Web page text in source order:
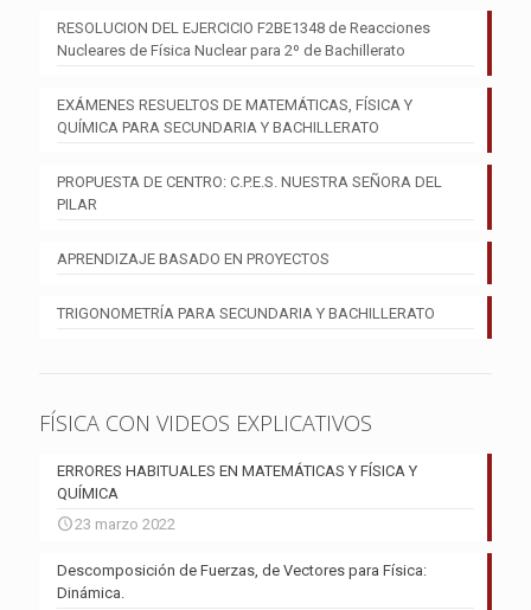
RESOLUCION DEL EJERCICIO F2BE1348 de Reacciones
Nucleares de Física Nuclear para 2º de Bachillerato
EXÁMENES RESUELTOS DE MATEMÁTICAS, FÍSICA Y
QUÍMICA PARA SECUNDARIA Y BACHILLERATO
PROPUESTA DE CENTRO: C.P.E.S. NUESTRA SEÑORA DEL
PILAR
APRENDIZAJE BASADO EN PROYECTOS
TRIGONOMETRÍA PARA SECUNDARIA Y BACHILLERATO
FÍSICA CON VIDEOS EXPLICATIVOS
ERRORES HABITUALES EN MATEMÁTICAS Y FÍSICA Y
QUÍMICA
23 marzo 2022
Descomposición de Fuerzas, de Vectores para Física:
Dinámica.